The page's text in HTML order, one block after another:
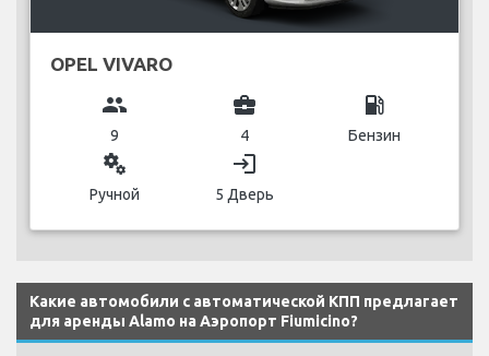
OPEL VIVARO
group
9
business_center
4
local_gas_station
Бензин
miscellaneous_services
Ручной
login
5 Дверь
Какие автомобили с автоматической КПП предлагает
для аренды Alamo на Аэропорт Fiumicino?